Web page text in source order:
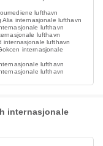
lufthavn
Alia internasjonale lufthavn
lufthavn
lufthavn
internasjonale lufthavn
internasjonale
lufthavn
lufthavn
internasjonale